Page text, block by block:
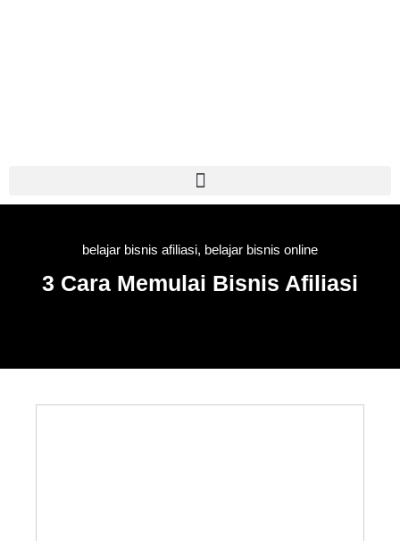
belajar bisnis afiliasi, belajar bisnis online
3 Cara Memulai Bisnis Afiliasi